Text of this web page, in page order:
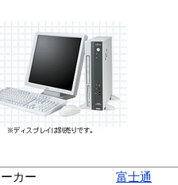
ーカー
富士通